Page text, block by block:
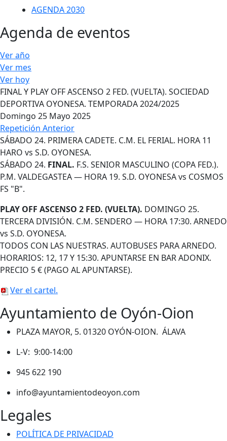
AGENDA 2030
Agenda de eventos
Ver año
Ver mes
Ver hoy
FINAL Y PLAY OFF ASCENSO 2 FED. (VUELTA). SOCIEDAD
DEPORTIVA OYONESA. TEMPORADA 2024/2025
Domingo 25 Mayo 2025
Repetición Anterior
SÁBADO 24. PRIMERA CADETE. C.M. EL FERIAL. HORA 11
HARO vs S.D. OYONESA.
SÁBADO 24. FINAL. F.S. SENIOR MASCULINO (COPA FED.).
P.M. VALDEGASTEA — HORA 19. S.D. OYONESA vs COSMOS
FS "B".
PLAY OFF ASCENSO 2 FED. (VUELTA). DOMINGO 25.
TERCERA DIVISIÓN. C.M. SENDERO — HORA 17:30. ARNEDO
vs S.D. OYONESA.
TODOS CON LAS NUESTRAS. AUTOBUSES PARA ARNEDO.
HORARIOS: 12, 17 Y 15:30. APUNTARSE EN BAR ADONIX.
PRECIO 5 € (PAGO AL APUNTARSE).
Ver el cartel.
Ayuntamiento de Oyón-Oion
PLAZA MAYOR, 5. 01320 OYÓN-OION. ÁLAVA
L-V: 9:00-14:00
945 622 190
info@ayuntamientodeoyon.com
Legales
POLÍTICA DE PRIVACIDAD